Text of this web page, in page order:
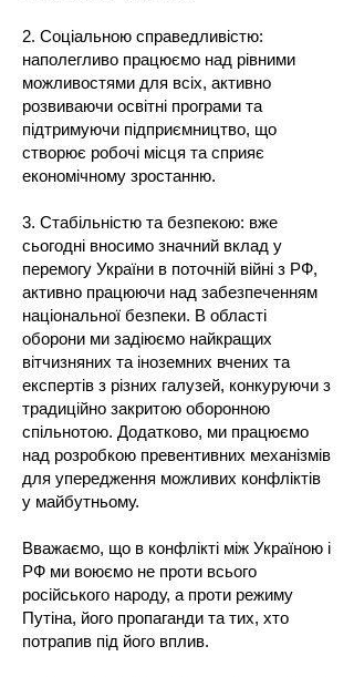
2. Соціальною справедливістю:
наполегливо працюємо над рівними
можливостями для всіх, активно
розвиваючи освітні програми та
підтримуючи підприємництво, що
створює робочі місця та сприяє
економічному зростанню.
3. Стабільністю та безпекою: вже
сьогодні вносимо значний вклад у
перемогу України в поточній війні з РФ,
активно працюючи над забезпеченням
національної безпеки. В області
оборони ми задіюємо найкращих
вітчизняних та іноземних вчених та
експертів з різних галузей, конкуруючи з
традиційно закритою оборонною
спільнотою. Додатково, ми працюємо
над розробкою превентивних механізмів
для упередження можливих конфліктів
у майбутньому.
Вважаємо, що в конфлікті між Україною і
РФ ми воюємо не проти всього
російського народу, а проти режиму
Путіна, його пропаганди та тих, хто
потрапив під його вплив.